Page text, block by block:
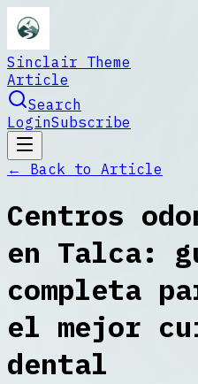
Sinclair Theme
Article
Search
LoginSubscribe
← Back to Article
Centros
en Talca:
completa
el mejor
dental